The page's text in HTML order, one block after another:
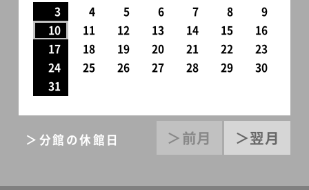
3
4 5 6 7 8
9
10
11 12 13 14 15
16
17
18 19 20 21 22
23
24
25 26 27 28 29
30
31
＞前月 ＞翌月
＞分館の休館日